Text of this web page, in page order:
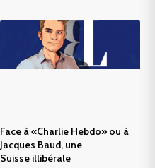
Face à «Charlie Hebdo» ou à
Jacques Baud, une
Suisse illibérale